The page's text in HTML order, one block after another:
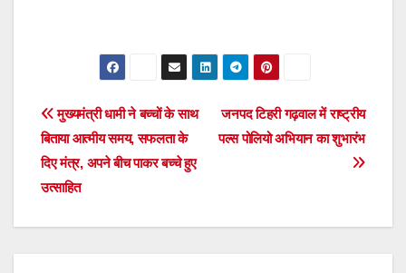
Post
navigation
जनपद टिहरी गढ़वाल में राष्ट्रीय
पल्स पोलियो अभियान का शुभारंभ
मुख्यमंत्री धामी ने बच्चों के साथ
बिताया आत्मीय समय, सफलता के
दिए मंत्र, अपने बीच पाकर बच्चे हुए
उत्साहित